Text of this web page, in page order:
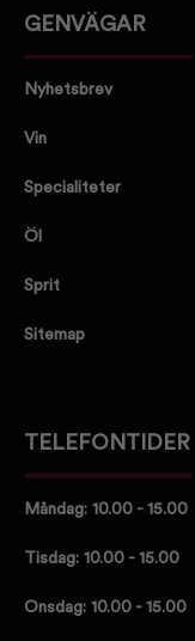
GENVÄGAR
Nyhetsbrev
Vin
Specialiteter
Öl
Sprit
Sitemap
TELEFONTIDER
Måndag: 10.00 - 15.00
Tisdag: 10.00 - 15.00
Onsdag: 10.00 - 15.00